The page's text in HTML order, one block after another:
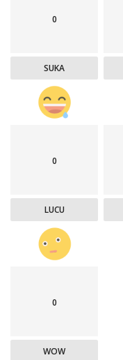
0
SUKA
0
LUCU
0
WOW